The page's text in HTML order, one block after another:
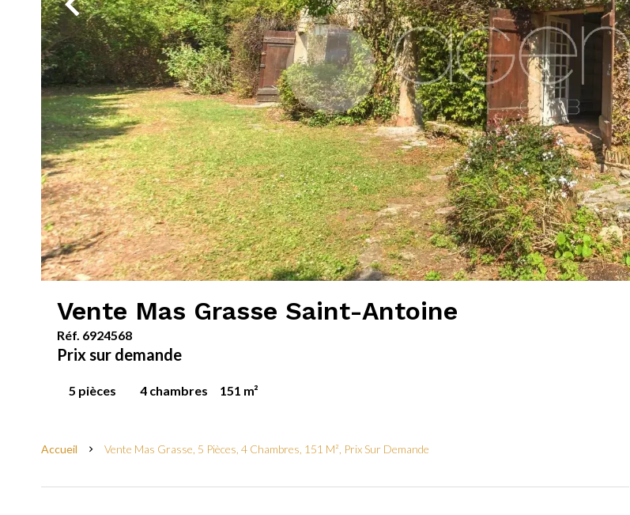
Vente Mas Grasse Saint-Antoine
Réf. 6924568
Prix sur demande
5 pièces 4 chambres 151 m²
Accueil Vente Mas Grasse, 5 Pièces, 4 Chambres, 151 M², Prix Sur Demande